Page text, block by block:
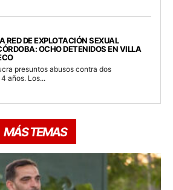
RED DE EXPLOTACIÓN SEXUAL
OCHO DETENIDOS EN VILLA
presuntos abusos contra dos
años. Los...
MÁS TEMAS